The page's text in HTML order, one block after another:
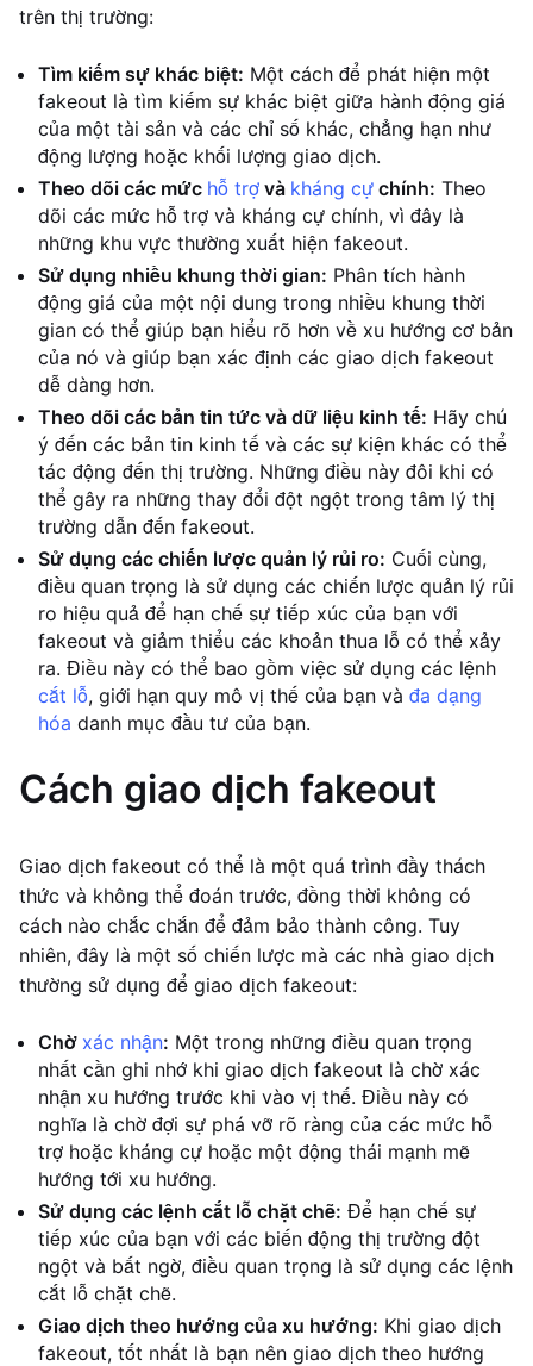
trên thị trường:
Tìm kiếm sự khác biệt: Một cách để phát hiện một
fakeout là tìm kiếm sự khác biệt giữa hành động giá
của một tài sản và các chỉ số khác, chẳng hạn như
động lượng hoặc khối lượng giao dịch.
Theo dõi các mức hỗ trợ và kháng cự chính: Theo
dõi các mức hỗ trợ và kháng cự chính, vì đây là
những khu vực thường xuất hiện fakeout.
Sử dụng nhiều khung thời gian: Phân tích hành
động giá của một nội dung trong nhiều khung thời
gian có thể giúp bạn hiểu rõ hơn về xu hướng cơ bản
của nó và giúp bạn xác định các giao dịch fakeout
dễ dàng hơn.
Theo dõi các bản tin tức và dữ liệu kinh tế: Hãy chú
ý đến các bản tin kinh tế và các sự kiện khác có thể
tác động đến thị trường. Những điều này đôi khi có
thể gây ra những thay đổi đột ngột trong tâm lý thị
trường dẫn đến fakeout.
Sử dụng các chiến lược quản lý rủi ro: Cuối cùng,
điều quan trọng là sử dụng các chiến lược quản lý rủi
ro hiệu quả để hạn chế sự tiếp xúc của bạn với
fakeout và giảm thiểu các khoản thua lỗ có thể xảy
ra. Điều này có thể bao gồm việc sử dụng các lệnh
cắt lỗ, giới hạn quy mô vị thế của bạn và đa dạng
hóa danh mục đầu tư của bạn.
Cách giao dịch fakeout
Giao dịch fakeout có thể là một quá trình đầy thách
thức và không thể đoán trước, đồng thời không có
cách nào chắc chắn để đảm bảo thành công. Tuy
nhiên, đây là một số chiến lược mà các nhà giao dịch
thường sử dụng để giao dịch fakeout:
Chờ xác nhận: Một trong những điều quan trọng
nhất cần ghi nhớ khi giao dịch fakeout là chờ xác
nhận xu hướng trước khi vào vị thế. Điều này có
nghĩa là chờ đợi sự phá vỡ rõ ràng của các mức hỗ
trợ hoặc kháng cự hoặc một động thái mạnh mẽ
hướng tới xu hướng.
Sử dụng các lệnh cắt lỗ chặt chẽ: Để hạn chế sự
tiếp xúc của bạn với các biến động thị trường đột
ngột và bất ngờ, điều quan trọng là sử dụng các lệnh
cắt lỗ chặt chẽ.
Giao dịch theo hướng của xu hướng: Khi giao dịch
fakeout, tốt nhất là bạn nên giao dịch theo hướng